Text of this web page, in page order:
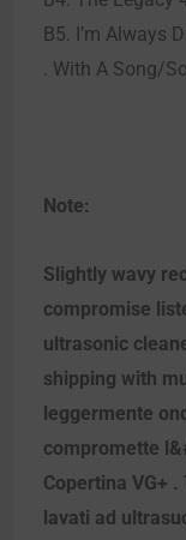
B5. I’m Always
. With A Song/
Note:
Slightly wavy
compromise
ultrasonic
shipping with
leggermente
compromette
Copertina VG+
lavati ad